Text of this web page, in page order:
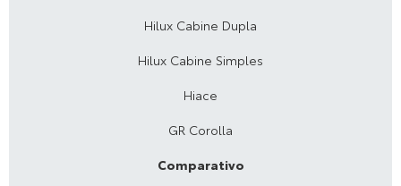
Hilux Cabine Dupla
Hilux Cabine Simples
Hiace
GR Corolla
Comparativo